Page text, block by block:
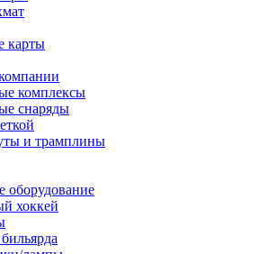
карты
комплексы
снаряды
и трамплины
оборудование
хоккей